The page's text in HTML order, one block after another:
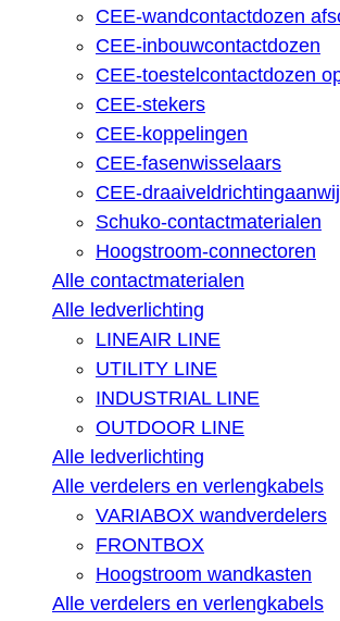
CEE-wandcontactdozen
CEE-inbouwcontactdozen
CEE-toestelcontactdozen
CEE-stekers
CEE-koppelingen
CEE-fasenwisselaars
CEE-
Schuko-contactmaterialen
Hoogstroom-connectoren
Alle contactmaterialen
Alle ledverlichting
LINEAIR LINE
UTILITY LINE
INDUSTRIAL LINE
OUTDOOR LINE
Alle ledverlichting
Alle verdelers en verlengkabels
VARIABOX wandverdelers
FRONTBOX
Hoogstroom wandkasten
Alle verdelers en verlengkabels